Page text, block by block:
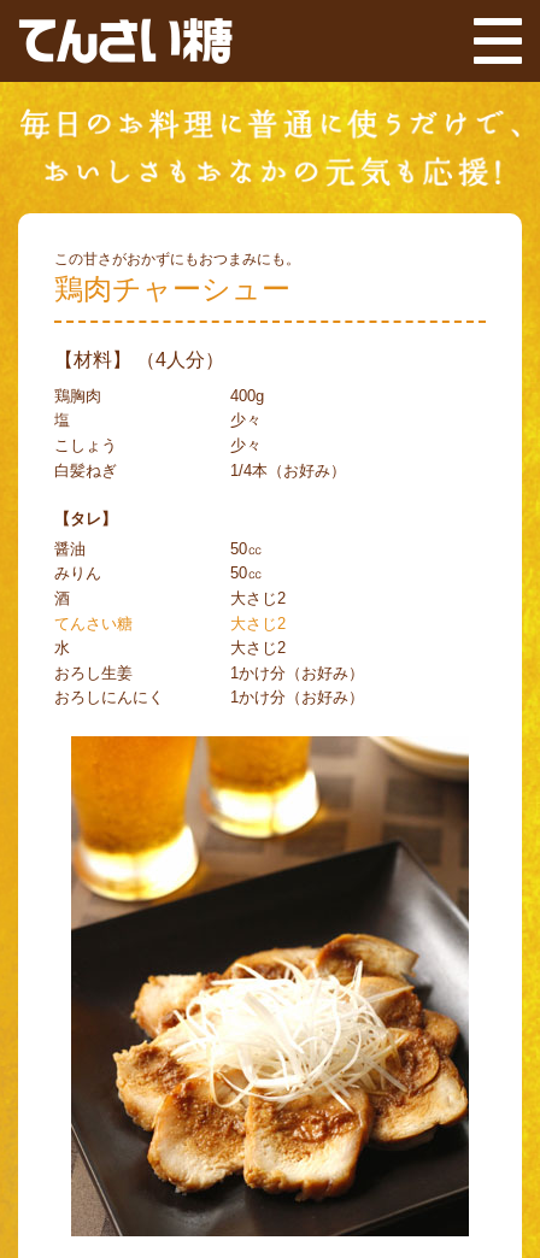
この甘さがおかずにもおつまみにも。
鶏肉チャーシュー
【材料】 （4人分）
鶏胸肉
400g
塩
少々
こしょう
少々
白髪ねぎ
1/4本（お好み）
【タレ】
醤油
50㏄
みりん
50㏄
酒
大さじ2
てんさい糖
大さじ2
水
大さじ2
おろし生姜
1かけ分（お好み）
おろしにんにく
1かけ分（お好み）